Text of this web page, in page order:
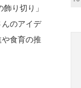
り切り」
のアイデ
食育の推